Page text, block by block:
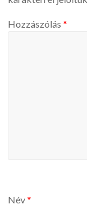
Hozzászólás*
Név*